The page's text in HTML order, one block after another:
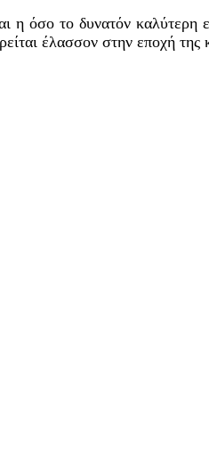
η όσο το δυνατόν
έλασσον στην εποχή της